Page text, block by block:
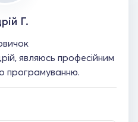
Г.
являюсь професійним
програмуванню.